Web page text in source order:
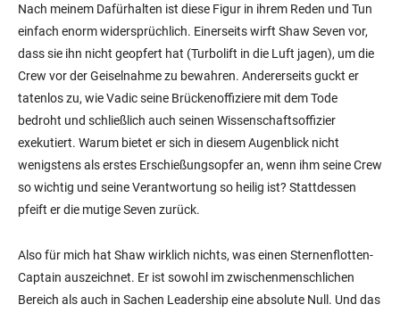
Nach meinem Dafürhalten ist diese Figur in ihrem Reden und Tun
einfach enorm widersprüchlich. Einerseits wirft Shaw Seven vor,
dass sie ihn nicht geopfert hat (Turbolift in die Luft jagen), um die
Crew vor der Geiselnahme zu bewahren. Andererseits guckt er
tatenlos zu, wie Vadic seine Brückenoffiziere mit dem Tode
bedroht und schließlich auch seinen Wissenschaftsoffizier
exekutiert. Warum bietet er sich in diesem Augenblick nicht
wenigstens als erstes Erschießungsopfer an, wenn ihm seine Crew
so wichtig und seine Verantwortung so heilig ist? Stattdessen
pfeift er die mutige Seven zurück.
Also für mich hat Shaw wirklich nichts, was einen Sternenflotten-
Captain auszeichnet. Er ist sowohl im zwischenmenschlichen
Bereich als auch in Sachen Leadership eine absolute Null. Und das